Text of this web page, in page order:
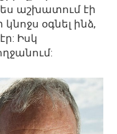
ես աշխատում էի
օգնել ինձ,
Իսկ